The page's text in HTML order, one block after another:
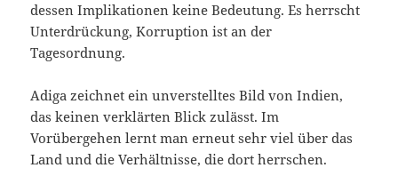
dessen Implikationen keine Bedeutung. Es herrscht
Unterdrückung, Korruption ist an der
Tagesordnung.
Adiga zeichnet ein unverstelltes Bild von Indien,
das keinen verklärten Blick zulässt. Im
Vorübergehen lernt man erneut sehr viel über das
Land und die Verhältnisse, die dort herrschen.